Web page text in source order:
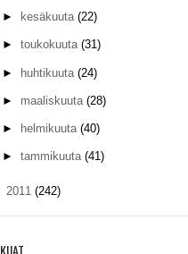
► kesäkuuta (22)
► toukokuuta (31)
► huhtikuuta (24)
► maaliskuuta (28)
► helmikuuta (40)
► tammikuuta (41)
2011 (242)